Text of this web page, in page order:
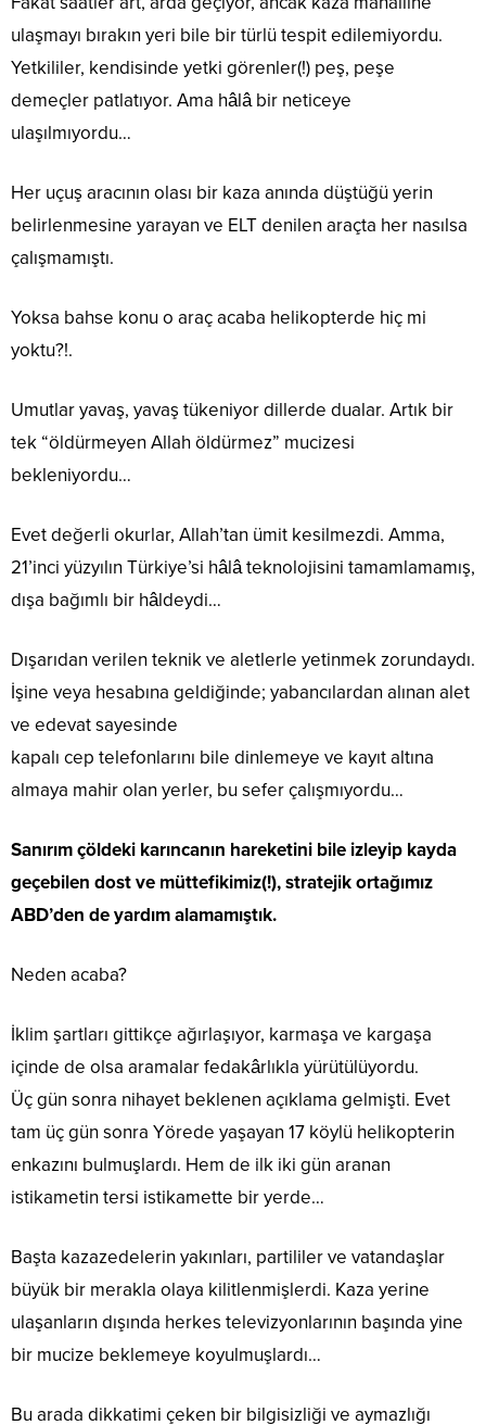
ulaşmayı bırakın yeri bile bir türlü tespit edilemiyordu.
Yetkililer, kendisinde yetki görenler(!) peş, peşe
demeçler patlatıyor. Ama hâlâ bir neticeye
ulaşılmıyordu…
Her uçuş aracının olası bir kaza anında düştüğü yerin
belirlenmesine yarayan ve ELT denilen araçta her nasılsa
çalışmamıştı.
Yoksa bahse konu o araç acaba helikopterde hiç mi
yoktu?!.
Umutlar yavaş, yavaş tükeniyor dillerde dualar. Artık bir
tek “öldürmeyen Allah öldürmez” mucizesi
bekleniyordu…
Evet değerli okurlar, Allah’tan ümit kesilmezdi. Amma,
21’inci yüzyılın Türkiye’si hâlâ teknolojisini tamamlamamış,
dışa bağımlı bir hâldeydi…
Dışarıdan verilen teknik ve aletlerle yetinmek zorundaydı.
İşine veya hesabına geldiğinde; yabancılardan alınan alet
ve edevat sayesinde
kapalı cep telefonlarını bile dinlemeye ve kayıt altına
almaya mahir olan yerler, bu sefer çalışmıyordu…
Sanırım çöldeki karıncanın hareketini bile izleyip kayda
geçebilen dost ve müttefikimiz(!), stratejik ortağımız
ABD’den de yardım alamamıştık.
Neden acaba?
İklim şartları gittikçe ağırlaşıyor, karmaşa ve kargaşa
içinde de olsa aramalar fedakârlıkla yürütülüyordu.
Üç gün sonra nihayet beklenen açıklama gelmişti. Evet
tam üç gün sonra Yörede yaşayan 17 köylü helikopterin
enkazını bulmuşlardı. Hem de ilk iki gün aranan
istikametin tersi istikamette bir yerde…
Başta kazazedelerin yakınları, partililer ve vatandaşlar
büyük bir merakla olaya kilitlenmişlerdi. Kaza yerine
ulaşanların dışında herkes televizyonlarının başında yine
bir mucize beklemeye koyulmuşlardı…
Bu arada dikkatimi çeken bir bilgisizliği ve aymazlığı